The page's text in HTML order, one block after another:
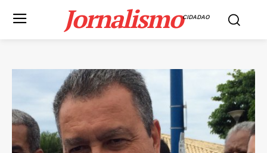
JornalismoCIDADAO